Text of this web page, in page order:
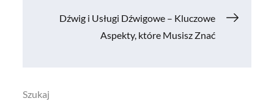
wpisu
Dźwig i Usługi Dźwigowe – Kluczowe
Aspekty, które Musisz Znać
Szukaj